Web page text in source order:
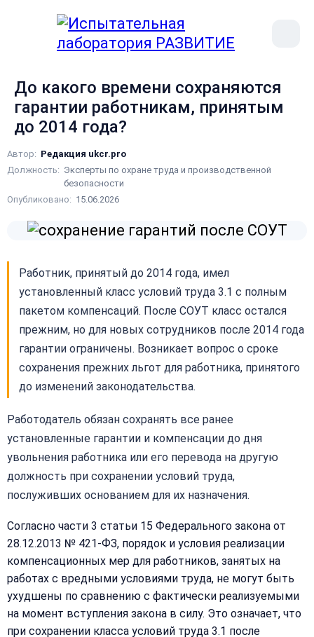
Меню
До какого времени сохраняются
гарантии работникам, принятым
до 2014 года?
Автор: Редакция ukcr.pro
Должность: Эксперты по охране труда и производственной
безопасности
Опубликовано: 15.06.2026
Работник, принятый до 2014 года, имел
установленный класс условий труда 3.1 с полным
пакетом компенсаций. После СОУТ класс остался
прежним, но для новых сотрудников после 2014 года
гарантии ограничены. Возникает вопрос о сроке
сохранения прежних льгот для работника, принятого
до изменений законодательства.
Работодатель обязан сохранять все ранее
установленные гарантии и компенсации до дня
увольнения работника или его перевода на другую
должность при сохранении условий труда,
послуживших основанием для их назначения.
Согласно части 3 статьи 15 Федерального закона от
28.12.2013 № 421-ФЗ, порядок и условия реализации
компенсационных мер для работников, занятых на
работах с вредными условиями труда, не могут быть
ухудшены по сравнению с фактически реализуемыми
на момент вступления закона в силу. Это означает, что
при сохранении класса условий труда 3.1 после